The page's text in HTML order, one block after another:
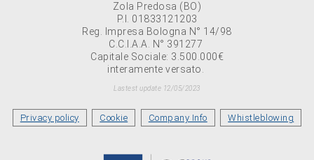
Zola Predosa (BO)
P.I. 01833121203
Reg. Impresa Bologna N° 14/98
C.C.I.A.A. N° 391277
Capitale Sociale: 3.500.000€
interamente versato.
Lastest update 12/05/2023
Privacy policy Cookie Company Info Whistleblowing